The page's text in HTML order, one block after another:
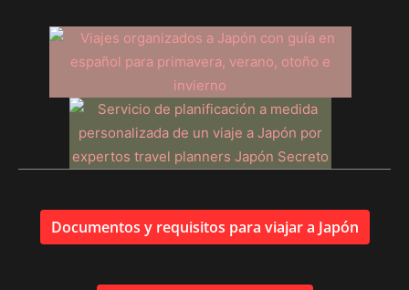
Documentos y requisitos para viajar a Japón